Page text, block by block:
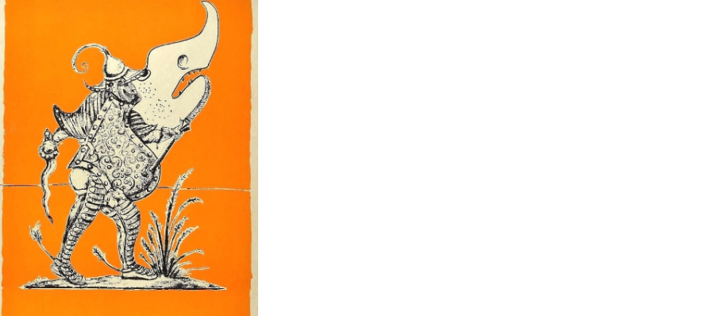
Lithographie de Salvador Dali
Titrée: Les songes drolatique de
pantagruel, 1973 (Suite 07)
DALI, Salvador